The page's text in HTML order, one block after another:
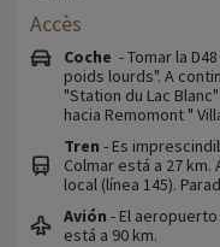
Accès
Coche - Tomar la
poids lourds". A
"Station du Lac
hacia Remomont "
Tren - Es
Colmar está a 27
local (línea 145).
Avión - El
está a 90 km.